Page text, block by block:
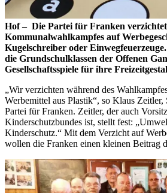
Hof – Die Partei für Franken
Kommunalwahlkampfes auf
Kugelschreiber oder
die Grundschulklassen der Offenen
Gesellschaftsspiele für ihre
„Wir verzichten während des
Werbemittel aus Plastik“, so Klaus Zeitler,
Partei für Franken. Zeitler, der auch
Kinderschutzbundes ist, stellt fest:
Kinderschutz.“ Mit dem Verzicht auf
wollen die Franken einen kleinen Beitrag